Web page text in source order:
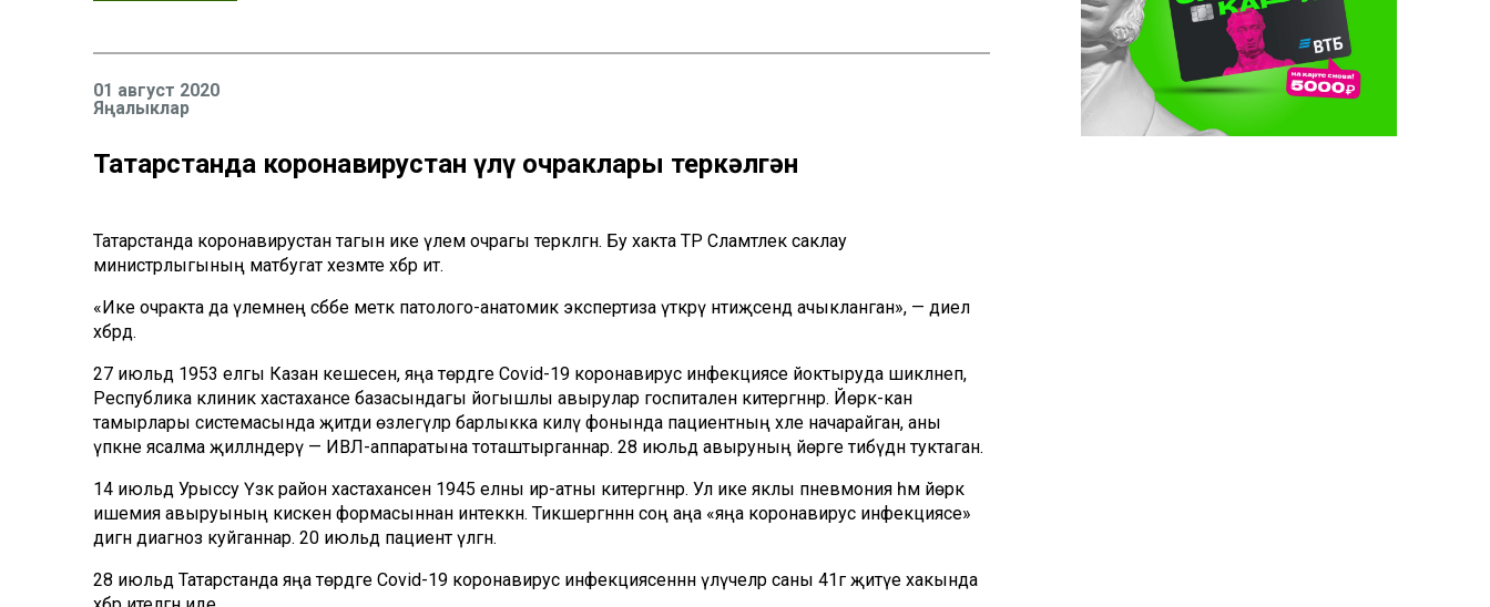
01 август 2020
Яңалыклар
Татарстанда коронавирустан үлү очраклары теркәлгән
Татарстанда коронавирустан тагын ике үлем очрагы теркәлгән. Бу хакта ТР Сәламәтлек саклау
министрлыгының матбугат хезмәте хәбәр итә.
«Ике очракта да үлемнең сәбәбе мәеткә патолого-анатомик экспертиза үткәрү нәтиҗәсендә ачыкланган», — диелә
хәбәрдә.
27 июльдә 1953 елгы Казан кешесен, яңа төрдәге Covid-19 коронавирус инфекциясе йоктыруда шикләнеп,
Республика клиник хастаханәсе базасындагы йогышлы авырулар госпиталенә китергәннәр. Йөрәк-кан
тамырлары системасында җитди өзлегүләр барлыкка килү фонында пациентның хәле начарайган, аны
үпкәне ясалма җилләндерү — ИВЛ-аппаратына тоташтырганнар. 28 июльдә авыруның йөрәге тибүдән туктаган.
14 июльдә Урыссу Үзәк район хастаханәсенә 1945 елны ир-атны китергәннәр. Ул ике яклы пневмония һәм йөрәк
ишемия авыруының кискен формасыннан интеккән. Тикшергәннән соң аңа «яңа коронавирус инфекциясе»
дигән диагноз куйганнар. 20 июльдә пациент үлгән.
28 июльдә Татарстанда яңа төрдәге Covid-19 коронавирус инфекциясеннән үлүчеләр саны 41гә җитүе хакында